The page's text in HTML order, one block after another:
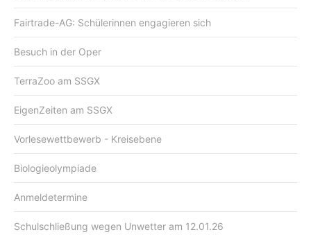
Fairtrade-AG: Schülerinnen engagieren sich
Besuch in der Oper
TerraZoo am SSGX
EigenZeiten am SSGX
Vorlesewettbewerb - Kreisebene
Biologieolympiade
Anmeldetermine
Schulschließung wegen Unwetter am 12.01.26